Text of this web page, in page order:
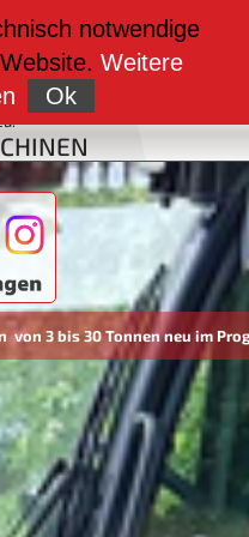
bis 30 Tonnen neu im
notwendige
Weitere
Ok